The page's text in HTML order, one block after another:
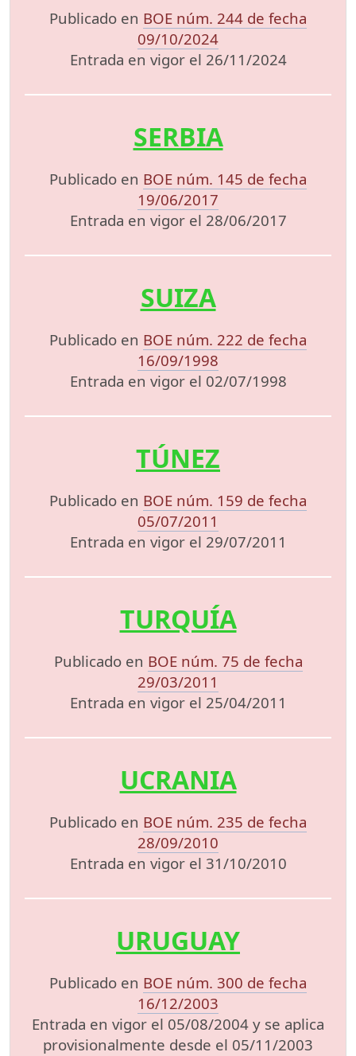
Publicado en BOE núm. 244 de fecha
09/10/2024
Entrada en vigor el 26/11/2024
SERBIA
Publicado en BOE núm. 145 de fecha
19/06/2017
Entrada en vigor el 28/06/2017
SUIZA
Publicado en BOE núm. 222 de fecha
16/09/1998
Entrada en vigor el 02/07/1998
TÚNEZ
Publicado en BOE núm. 159 de fecha
05/07/2011
Entrada en vigor el 29/07/2011
TURQUÍA
Publicado en BOE núm. 75 de fecha
29/03/2011
Entrada en vigor el 25/04/2011
UCRANIA
Publicado en BOE núm. 235 de fecha
28/09/2010
Entrada en vigor el 31/10/2010
URUGUAY
Publicado en BOE núm. 300 de fecha
16/12/2003
Entrada en vigor el 05/08/2004 y se aplica
provisionalmente desde el 05/11/2003